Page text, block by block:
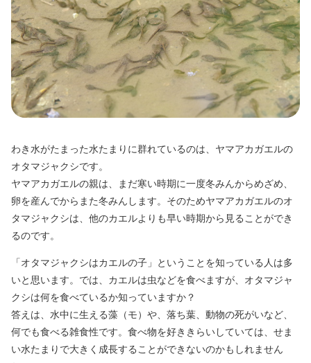
わき水がたまった水たまりに群れているのは、ヤマアカガエルの
オタマジャクシです。
ヤマアカガエルの親は、まだ寒い時期に一度冬みんからめざめ、
卵を産んでからまた冬みんします。そのためヤマアカガエルのオ
タマジャクシは、他のカエルよりも早い時期から見ることができ
るのです。
「オタマジャクシはカエルの子」ということを知っている人は多
いと思います。では、カエルは虫などを食べますが、オタマジャ
クシは何を食べているか知っていますか？
答えは、水中に生える藻（モ）や、落ち葉、動物の死がいなど、
何でも食べる雑食性です。食べ物を好ききらいしていては、せま
い水たまりで大きく成長することができないのかもしれません